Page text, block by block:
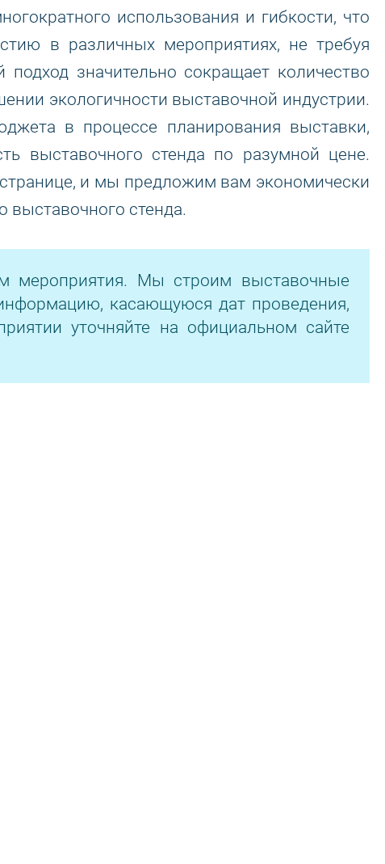
использования и гибкости, что
в различных мероприятиях, не требуя
значительно сокращает количество
экологичности выставочной индустрии.
в процессе планирования выставки,
выставочного стенда по разумной цене.
и мы предложим вам экономически
стенда.
мероприятия. Мы строим выставочные
касающуюся дат проведения,
уточняйте на официальном сайте